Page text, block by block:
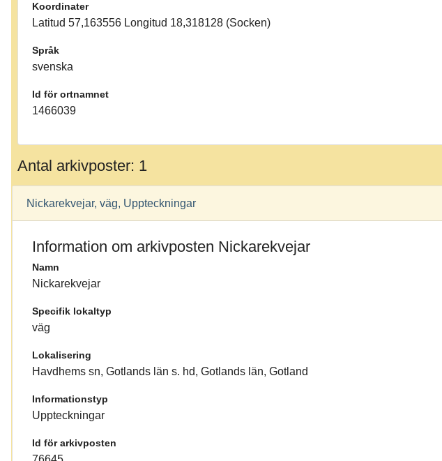
Koordinater
Latitud 57,163556 Longitud 18,318128 (Socken)
Språk
svenska
Id för ortnamnet
1466039
Antal arkivposter: 1
Nickarekvejar, väg, Uppteckningar
Information om arkivposten Nickarekvejar
Namn
Nickarekvejar
Specifik lokaltyp
väg
Lokalisering
Havdhems sn, Gotlands län s. hd, Gotlands län, Gotland
Informationstyp
Uppteckningar
Id för arkivposten